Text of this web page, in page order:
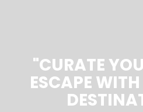
"CURATE
ESCAPE